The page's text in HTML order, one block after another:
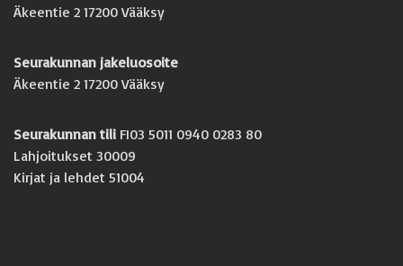
Äkeentie 2 17200 Vääksy
Seurakunnan jakeluosoite
Äkeentie 2 17200 Vääksy
Seurakunnan tili FI03 5011 0940 0283 80
Lahjoitukset 30009
Kirjat ja lehdet 51004